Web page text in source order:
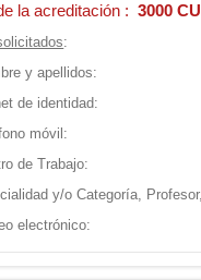
la acreditación :3000
:
y apellidos:
de identidad:
móvil:
de Trabajo:
y/o Categoría,
electrónico: